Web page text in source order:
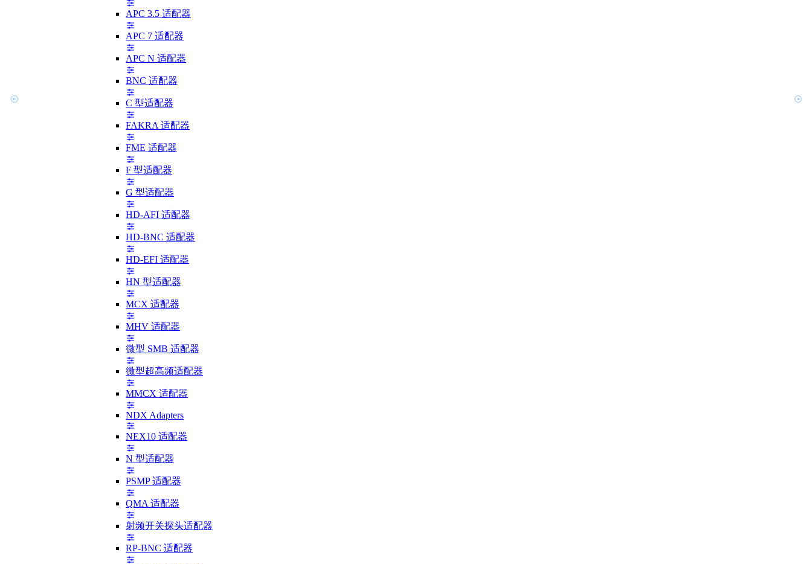
APC 3.5 适配器
APC 7 适配器
APC N 适配器
BNC 适配器
C 型适配器
FAKRA 适配器
FME 适配器
F 型适配器
G 型适配器
HD-AFI 适配器
HD-BNC 适配器
HD-EFI 适配器
HN 型适配器
MCX 适配器
MHV 适配器
微型 SMB 适配器
微型超高频适配器
MMCX 适配器
NDX Adapters
NEX10 适配器
N 型适配器
PSMP 适配器
QMA 适配器
射频开关探头适配器
RP-BNC 适配器